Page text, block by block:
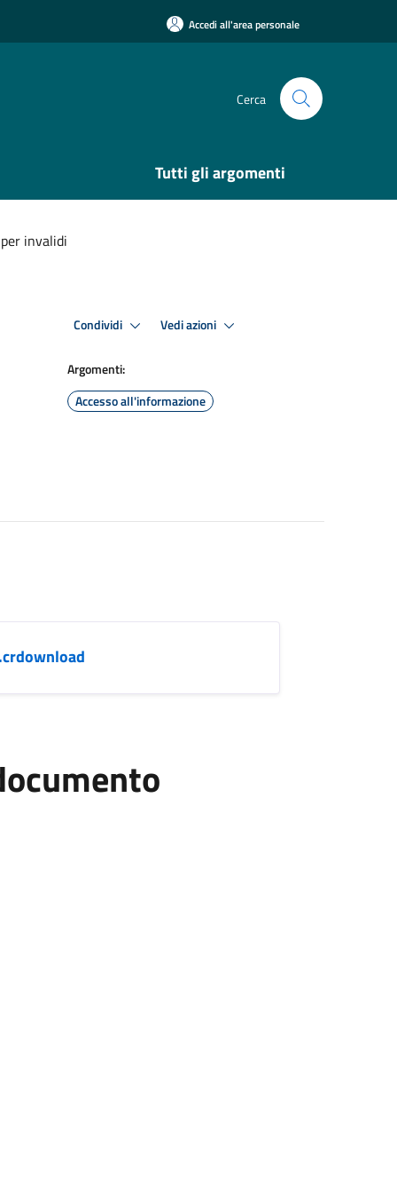
Accedi all'area personale
Cerca
Tutti gli argomenti
invalidi
Condividi Vedi azioni
Argomenti:
Accesso all'informazione